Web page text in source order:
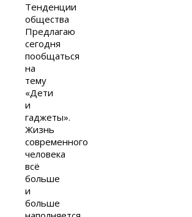
Тенденции
общества
Предлагаю
сегодня
пообщаться
на
тему
«Дети
и
гаджеты».
Жизнь
современного
человека
всё
больше
и
больше